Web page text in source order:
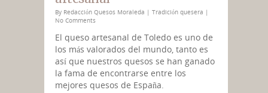
By Redacción Quesos Moraleda | Tradición quesera |
No Comments
El queso artesanal de Toledo es uno de
los más valorados del mundo, tanto es
así que nuestros quesos se han ganado
la fama de encontrarse entre los
mejores quesos de España.